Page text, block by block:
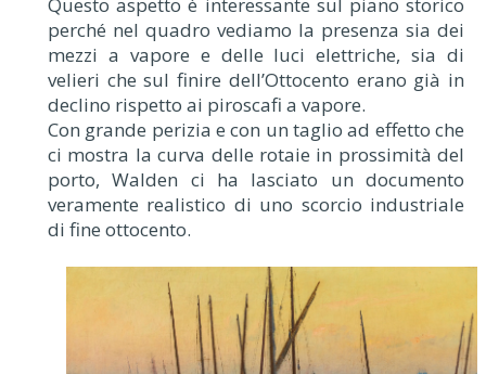
perché nel quadro vediamo la presenza sia dei
mezzi a vapore e delle luci elettriche, sia di
velieri che sul finire dell’Ottocento erano già in
declino rispetto ai piroscafi a vapore.
Con grande perizia e con un taglio ad effetto che
ci mostra la curva delle rotaie in prossimità del
porto, Walden ci ha lasciato un documento
veramente realistico di uno scorcio industriale
di fine ottocento.